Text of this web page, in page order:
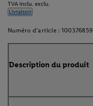
TVA inclu. exclu.
Livraison
Numéro d'article : 100376859
Description du produit